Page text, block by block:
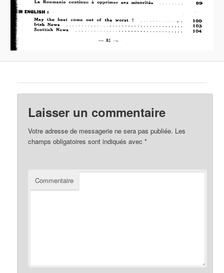
Laisser un commentaire
Votre adresse de messagerie ne sera pas publiée. Les
champs obligatoires sont indiqués avec*
Commentaire